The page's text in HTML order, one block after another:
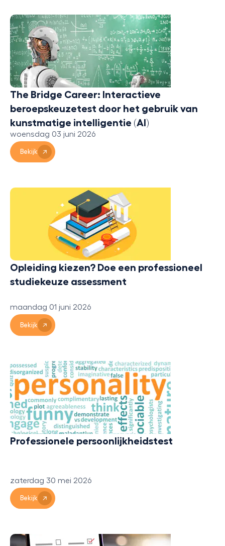
The Bridge Career: Interactieve
beroepskeuzetest door het gebruik van
kunstmatige intelligentie (AI)
woensdag 03 juni 2026
Bekijk
Opleiding kiezen? Doe een professioneel
studiekeuze assessment
maandag 01 juni 2026
Bekijk
Professionele persoonlijkheidstest
zaterdag 30 mei 2026
Bekijk